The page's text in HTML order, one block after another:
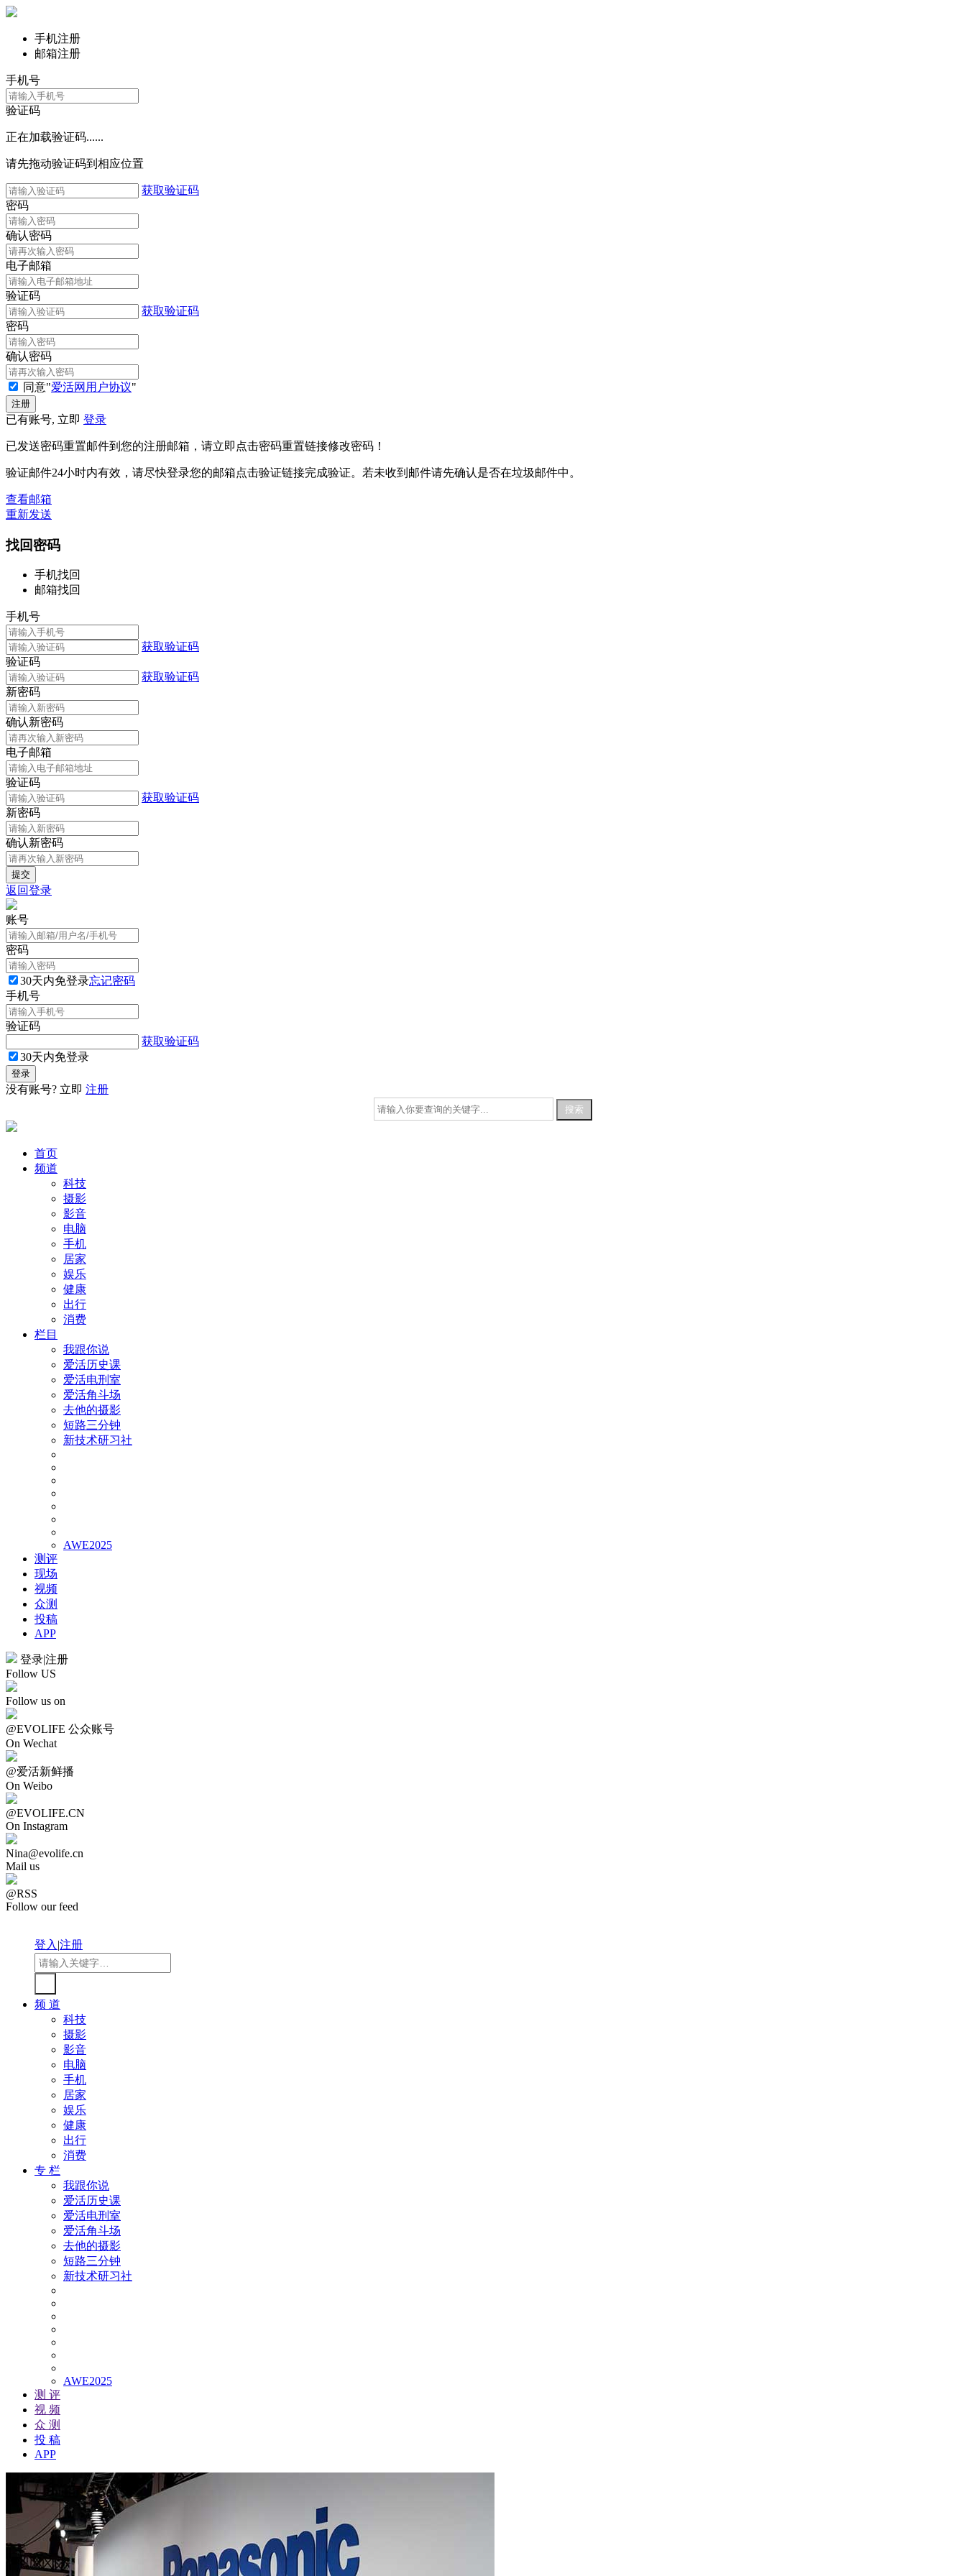
手机注册
邮箱注册
手机号
验证码
正在加载验证码......
请先拖动验证码到相应位置
获取验证码
密码
确认密码
电子邮箱
验证码
获取验证码
密码
确认密码
同意"爱活网用户协议"
已有账号, 立即 登录
已发送密码重置邮件到您的注册邮箱，请立即点击密码重置链接修改密码！
验证邮件24小时内有效，请尽快登录您的邮箱点击验证链接完成验证。若未收到邮件请先确认是否在垃圾邮件中。
查看邮箱
重新发送
找回密码
手机找回
邮箱找回
手机号
获取验证码
验证码
获取验证码
新密码
确认新密码
电子邮箱
验证码
获取验证码
新密码
确认新密码
返回登录
账号
密码
30天内免登录忘记密码
手机号
验证码
获取验证码
30天内免登录
没有账号? 立即 注册
首页
频道
科技
摄影
影音
电脑
手机
居家
娱乐
健康
出行
消费
栏目
我跟你说
爱活历史课
爱活电刑室
爱活角斗场
去他的摄影
短路三分钟
新技术研习社
AWE2025
测评
现场
视频
众测
投稿
APP
登录|注册
Follow US
Follow us on
@EVOLIFE 公众账号
On Wechat
@爱活新鲜播
On Weibo
@EVOLIFE.CN
On Instagram
Nina@evolife.cn
Mail us
@RSS
Follow our feed
登入|注册
频 道
科技
摄影
影音
电脑
手机
居家
娱乐
健康
出行
消费
专 栏
我跟你说
爱活历史课
爱活电刑室
爱活角斗场
去他的摄影
短路三分钟
新技术研习社
AWE2025
测 评
视 频
众 测
投 稿
APP